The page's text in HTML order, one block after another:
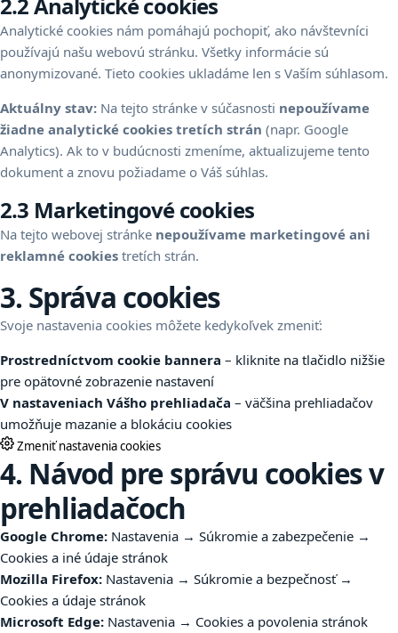
Analytické cookies nám pomáhajú pochopiť, ako návštevníci
používajú našu webovú stránku. Všetky informácie sú
anonymizované. Tieto cookies ukladáme len s Vaším súhlasom.
Aktuálny stav: Na tejto stránke v súčasnosti nepoužívame
žiadne analytické cookies tretích strán (napr. Google
Analytics). Ak to v budúcnosti zmeníme, aktualizujeme tento
dokument a znovu požiadame o Váš súhlas.
2.3 Marketingové cookies
Na tejto webovej stránke nepoužívame marketingové ani
reklamné cookies tretích strán.
3. Správa cookies
Svoje nastavenia cookies môžete kedykoľvek zmeniť:
Prostredníctvom cookie bannera – kliknite na tlačidlo nižšie
pre opätovné zobrazenie nastavení
V nastaveniach Vášho prehliadača – väčšina prehliadačov
umožňuje mazanie a blokáciu cookies
Zmeniť nastavenia cookies
4. Návod pre správu cookies v
prehliadačoch
Google Chrome: Nastavenia → Súkromie a zabezpečenie →
Cookies a iné údaje stránok
Mozilla Firefox: Nastavenia → Súkromie a bezpečnosť →
Cookies a údaje stránok
Microsoft Edge: Nastavenia → Cookies a povolenia stránok